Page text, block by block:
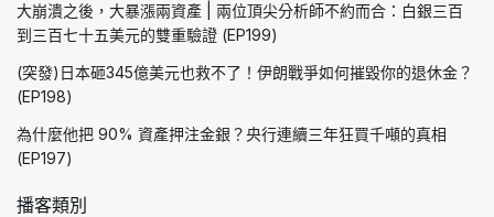
大崩潰之後，大暴漲兩資產 | 兩位頂尖分析師不約而合：白銀三百
到三百七十五美元的雙重驗證 (EP199)
(突發)日本砸345億美元也救不了！伊朗戰爭如何摧毀你的退休金？
(EP198)
為什麼他把 90% 資產押注金銀？央行連續三年狂買千噸的真相
(EP197)
播客類別